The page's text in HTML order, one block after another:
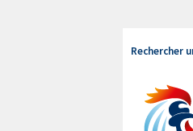
Rechercher